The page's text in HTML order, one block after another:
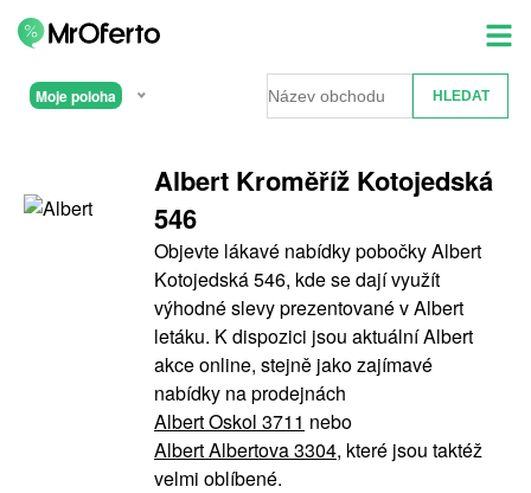
Moje poloha
Albert Kroměříž Kotojedská
546
Objevte lákavé nabídky pobočky Albert
Kotojedská 546, kde se dají využít
výhodné slevy prezentované v Albert
letáku. K dispozici jsou aktuální Albert
akce online, stejně jako zajímavé
nabídky na prodejnách
Albert Oskol 3711 nebo
Albert Albertova 3304, které jsou taktéž
velmi oblíbené.